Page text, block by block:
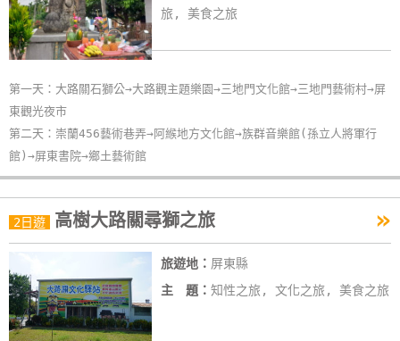
玩
樂
圖
顧
客
服
務
客
滿
意
旅, 美食之旅
第一天：大路關石獅公→大路觀主題樂園→三地門文化館→三地門藝術村→屏
東觀光夜市
第二天：崇蘭456藝術巷弄→阿緱地方文化館→族群音樂館(孫立人將軍行
館)→屏東書院→鄉土藝術館
2日遊 高樹大路關尋獅之旅 »
旅遊地： 屏東縣
主 題： 知性之旅, 文化之旅, 美食之旅